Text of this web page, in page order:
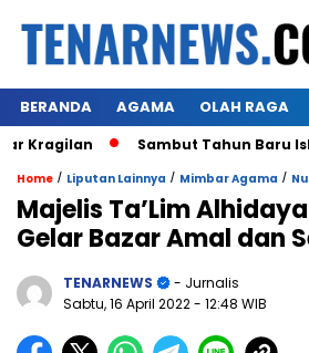
BERANDA AGAMA OLAH RAGA
Sambut Tahun Baru Islam 1
Home / Liputan Lainnya / Mimbar Agama /
Majelis Ta’Lim
Gelar Bazar Amal dan
TENARNEWS
- Jurnalis
Sabtu, 16 April 2022- 12:48 WIB